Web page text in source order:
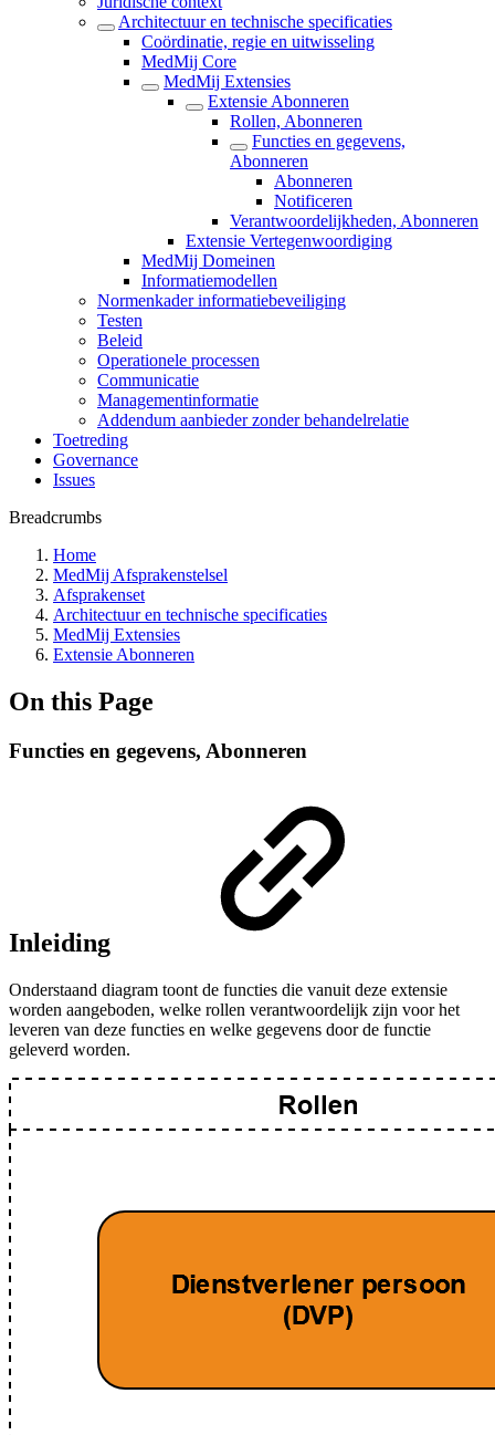
Architectuur en technische specificaties
Coördinatie, regie en uitwisseling
MedMij Core
MedMij Extensies
Extensie Abonneren
Rollen, Abonneren
Functies en gegevens,
Abonneren
Abonneren
Notificeren
Verantwoordelijkheden, Abonneren
Extensie Vertegenwoordiging
MedMij Domeinen
Informatiemodellen
Normenkader informatiebeveiliging
Testen
Beleid
Operationele processen
Communicatie
Managementinformatie
Addendum aanbieder zonder behandelrelatie
Toetreding
Governance
Issues
Breadcrumbs
Home
MedMij Afsprakenstelsel
Afsprakenset
Architectuur en technische specificaties
MedMij Extensies
Extensie Abonneren
On this Page
Functies en gegevens, Abonneren
Inleiding
Onderstaand diagram toont de functies die vanuit deze extensie
worden aangeboden, welke rollen verantwoordelijk zijn voor het
leveren van deze functies en welke gegevens door de functie
geleverd worden.